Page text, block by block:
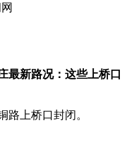
最新路况：这些上桥口
路上桥口封闭。